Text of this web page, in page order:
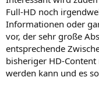
Full-HD noch
Informationen oder
vor, der sehr große
entsprechende
bisheriger HD-
werden kann und es